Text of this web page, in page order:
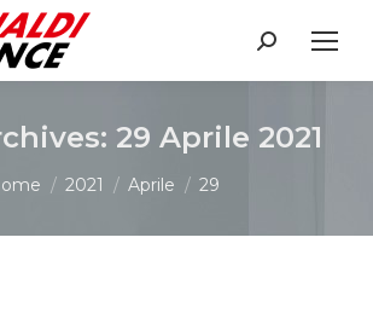
Search:
29 Aprile 2021
You are here:
2021 Aprile 29